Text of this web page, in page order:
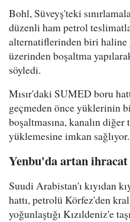
Bohl, Süveyş'teki
düzenli ham petrol
alternatiflerinden biri
üzerinden boşaltma
söyledi.
Mısır'daki SUMED boru
geçmeden önce yüklerinin
boşaltmasına, kanalın diğer
yüklemesine imkan sağlıyor.
Yenbu'da artan ihracat
Suudi Arabistan'ı kıyıdan
hattı, petrolü Körfez'den
yoğunlaştığı Kızıldeniz'e